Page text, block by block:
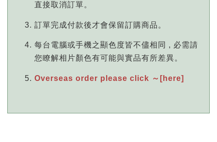
直接取消訂單。
訂單完成付款後才會保留訂購商品。
每台電腦或手機之顯色度皆不儘相同 , 必需請
您瞭解相片顏色有可能與實品有所差異。
Overseas order please click ～[here]